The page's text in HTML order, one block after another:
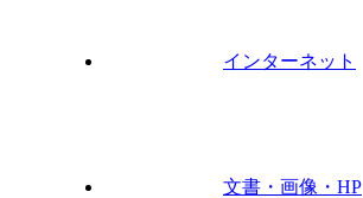
インターネット
文書・画像・HP